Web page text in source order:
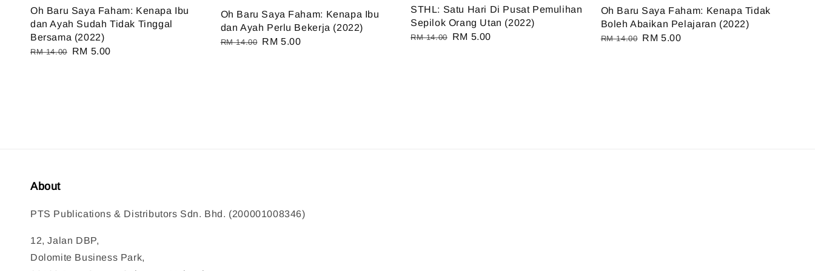
Oh Baru Saya Faham: Kenapa Ibu
dan Ayah Sudah Tidak Tinggal
Bersama (2022)
Regular
RM 14.00
Sale
RM 5.00
Oh Baru Saya Faham: Kenapa Ibu
dan Ayah Perlu Bekerja (2022)
Regular
RM 14.00 Sale
RM 5.00
STHL: Satu Hari Di Pusat Pemulihan
Sepilok Orang Utan (2022)
Regular
RM 14.00
Sale
RM 5.00
Oh Baru Saya Faham: Kenapa Tidak
Boleh Abaikan Pelajaran (2022)
Regular
RM 14.00 Sale
RM 5.00
About
PTS Publications & Distributors Sdn. Bhd. (200001008346)
12, Jalan DBP,
Dolomite Business Park,